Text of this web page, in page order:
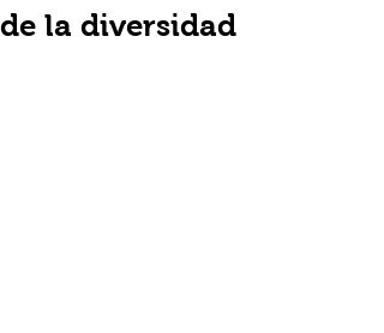
de la diversidad